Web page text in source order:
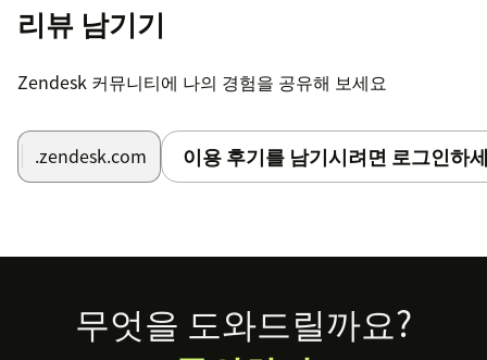
리뷰 남기기
Zendesk 커뮤니티에 나의 경험을 공유해 보세요
.zendesk.com 이용 후기를 남기시려면 로그인하
Footer무엇을 도와드릴까요?